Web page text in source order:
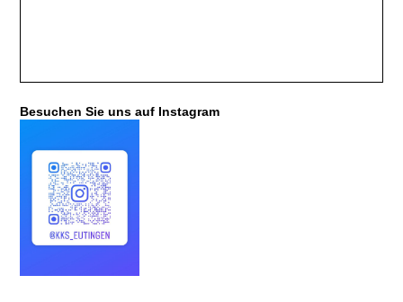
Besuchen Sie uns auf Instagram